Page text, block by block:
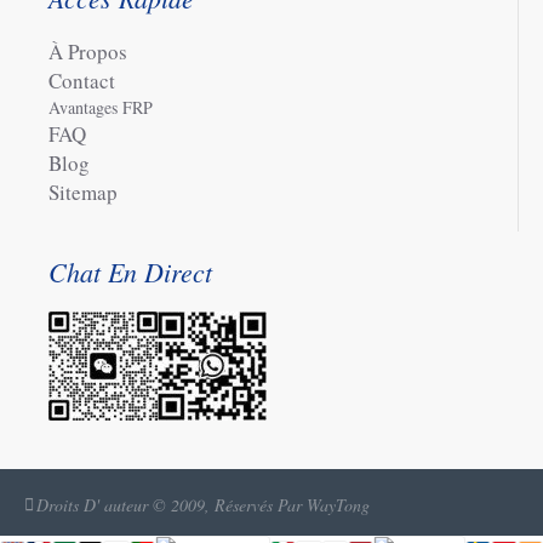
À Propos
Contact
Avantages FRP
FAQ
Blog
Sitemap
Chat En Direct
Droits D' auteur © 2009, Réservés Par WayTong